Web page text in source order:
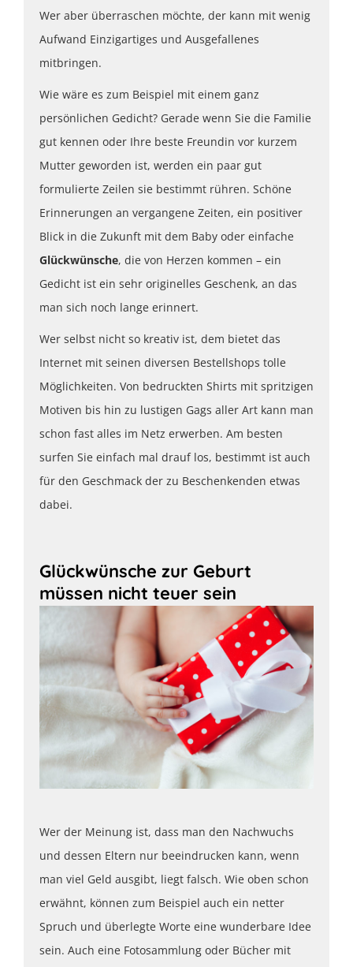
Wer aber überraschen möchte, der kann mit wenig
Aufwand Einzigartiges und Ausgefallenes
mitbringen.
Wie wäre es zum Beispiel mit einem ganz
persönlichen Gedicht? Gerade wenn Sie die Familie
gut kennen oder Ihre beste Freundin vor kurzem
Mutter geworden ist, werden ein paar gut
formulierte Zeilen sie bestimmt rühren. Schöne
Erinnerungen an vergangene Zeiten, ein positiver
Blick in die Zukunft mit dem Baby oder einfache
Glückwünsche, die von Herzen kommen – ein
Gedicht ist ein sehr originelles Geschenk, an das
man sich noch lange erinnert.
Wer selbst nicht so kreativ ist, dem bietet das
Internet mit seinen diversen Bestellshops tolle
Möglichkeiten. Von bedruckten Shirts mit spritzigen
Motiven bis hin zu lustigen Gags aller Art kann man
schon fast alles im Netz erwerben. Am besten
surfen Sie einfach mal drauf los, bestimmt ist auch
für den Geschmack der zu Beschenkenden etwas
dabei.
Glückwünsche zur Geburt
müssen nicht teuer sein
Wer der Meinung ist, dass man den Nachwuchs
und dessen Eltern nur beeindrucken kann, wenn
man viel Geld ausgibt, liegt falsch. Wie oben schon
erwähnt, können zum Beispiel auch ein netter
Spruch und überlegte Worte eine wunderbare Idee
sein. Auch eine Fotosammlung oder Bücher mit